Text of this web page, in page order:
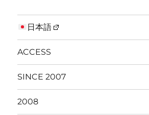
日本語
ACCESS
SINCE 2007
2008